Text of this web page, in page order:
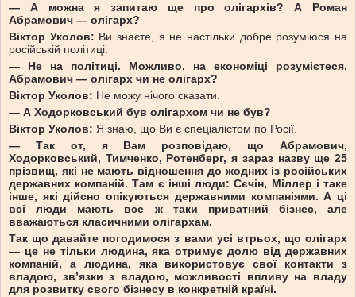
— А можна я запитаю ще про олігархів? А Роман
Абрамович — олігарх?
Віктор Уколов: Ви знаєте, я не настільки добре розуміюся на
російській політиці.
— Не на політиці. Можливо, на економіці розумієтеся.
Абрамович — олігарх чи не олігарх?
Віктор Уколов: Не можу нічого сказати.
— А Ходорковський був олігархом чи не був?
Віктор Уколов: Я знаю, що Ви є спеціалістом по Росії.
— Так от, я Вам розповідаю, що Абрамович,
Ходорковський, Тимченко, Ротенберг, я зараз назву ще 25
прізвищ, які не мають відношення до жодних із російських
державних компаній. Там є інші люди: Сєчін, Міллер і таке
інше, які дійсно опікуються державними компаніями. А ці
всі люди мають все ж таки приватний бізнес, але
вважаються класичними олігархам.
Так що давайте погодимося з вами усі втрьох, що олігарх
— це не тільки людина, яка отримує долю від державних
компаній, а людина, яка використовує свої контакти з
владою, зв’язки з владою, можливості впливу на владу
для розвитку свого бізнесу в конкретній країні.